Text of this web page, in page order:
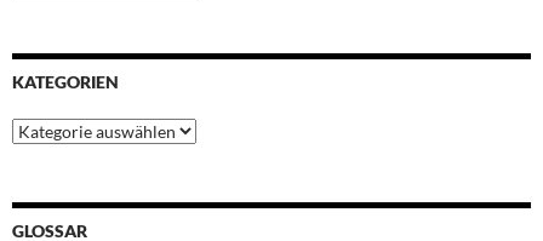
KATEGORIEN
Kategorien
GLOSSAR